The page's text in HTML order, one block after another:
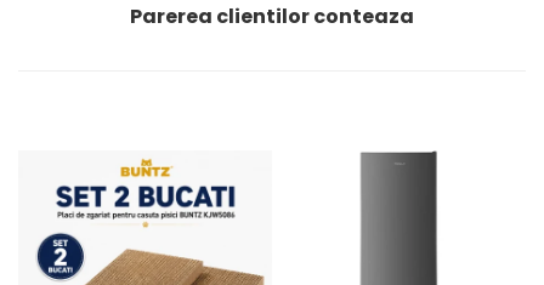
Parerea clientilor conteaza